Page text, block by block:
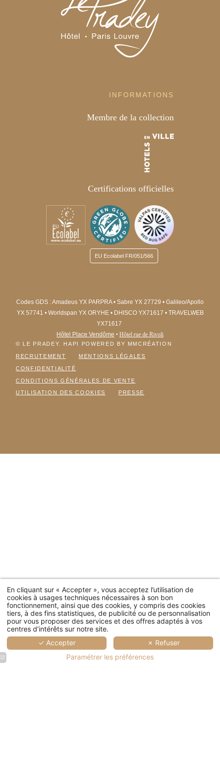
INFORMATIONS
Membre de la collection
Certifications officielles
EU Ecolabel FR/051/566
Codes GDS : Amadeus YX PARPRA • Sabre YX 27729 • Galileo/Apollo
YX 57741 • Worldspan YX ORYHE • DHISCO YX71617 • TRAVELWEB
YX71617
Hôtel Place Vendôme • Hôtel rue de Rivoli
© LE PRADEY. HAPI POWERED BY MMCRÉATION
RECRUTEMENT MENTIONS LÉGALES
CONFIDENTIALITÉ
CONDITIONS GÉNÉRALES DE VENTE
UTILISATION DES COOKIES PRESSE
En cliquant sur « Accepter », vous acceptez l’utilisation de
cookies à usages techniques nécessaires à son bon
fonctionnement, ainsi que des cookies, y compris des cookies
tiers, à des fins statistiques, de publicité ou de personnalisation
pour vous proposer des services et des offres adaptés à vos
centres d’intérêts sur notre site.
✓ Accepter
✗ Refuser
Paramétrer les préférences